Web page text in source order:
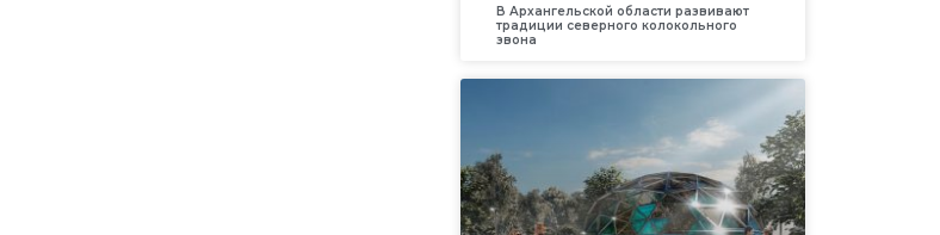
В Архангельской области развивают
традиции северного колокольного
звона